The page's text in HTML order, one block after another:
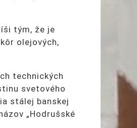
tým, že je
olejových,
technických
svetového
stálej banskej
„Hodrušské